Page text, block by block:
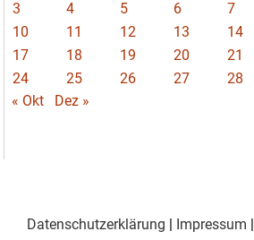
3
4 5 6 7
10
11 12 13 14
17
18 19 20 21
24
25 26 27 28
« Okt
Dez »
Datenschutzerklärung | Impressum |